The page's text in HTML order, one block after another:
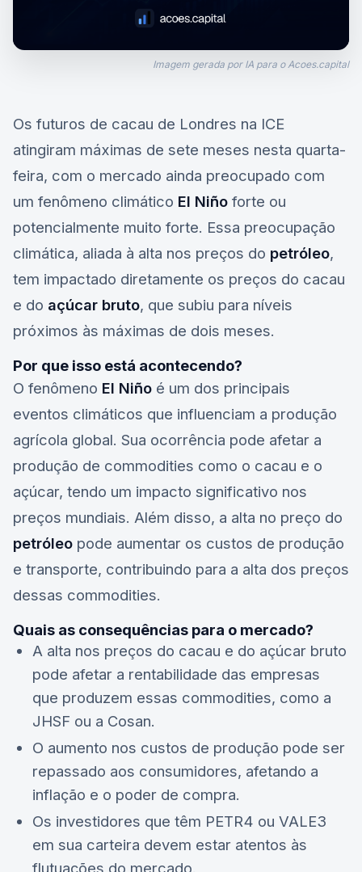
Imagem gerada por IA para o Acoes.capital
Os futuros de cacau de Londres na ICE
atingiram máximas de sete meses nesta quarta-
feira, com o mercado ainda preocupado com
um fenômeno climático El Niño forte ou
potencialmente muito forte. Essa preocupação
climática, aliada à alta nos preços do petróleo,
tem impactado diretamente os preços do cacau
e do açúcar bruto, que subiu para níveis
próximos às máximas de dois meses.
Por que isso está acontecendo?
O fenômeno El Niño é um dos principais
eventos climáticos que influenciam a produção
agrícola global. Sua ocorrência pode afetar a
produção de commodities como o cacau e o
açúcar, tendo um impacto significativo nos
preços mundiais. Além disso, a alta no preço do
petróleo pode aumentar os custos de produção
e transporte, contribuindo para a alta dos preços
dessas commodities.
Quais as consequências para o mercado?
A alta nos preços do cacau e do açúcar bruto
pode afetar a rentabilidade das empresas
que produzem essas commodities, como a
JHSF ou a Cosan.
O aumento nos custos de produção pode ser
repassado aos consumidores, afetando a
inflação e o poder de compra.
Os investidores que têm PETR4 ou VALE3
em sua carteira devem estar atentos às
flutuações do mercado.